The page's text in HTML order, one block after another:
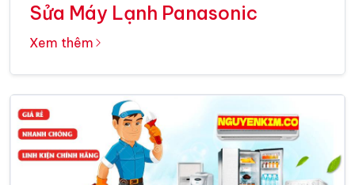
Sửa Máy Lạnh Panasonic
Xem thêm